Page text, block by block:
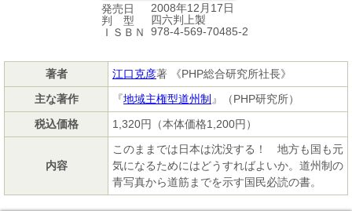
発売日
2008年12月17日
判 型
四六判上製
ＩＳＢＮ
978-4-569-70485-2
著者 江口克彦著 《PHP総合研究所社長》
主な著作
『地域主権型道州制 』（PHP研究所）
税込価格
1,320円（本体価格1,200円）
内容
このままでは日本は沈没する！ 地方も国も元
気になるためにはどうすればよいか。道州制の
青写真から道筋までを示す国民必読の書。